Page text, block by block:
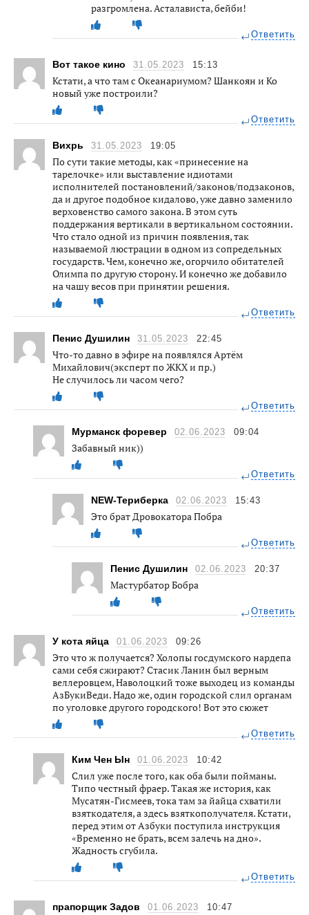
разгромлена. Асталависта, бейби!
Ответить
Вот такое кино 31.05.2023 15:13
Кстати, а что там с Океанариумом? Шанкоян и Ко
новый уже построили?
Ответить
Вихрь 31.05.2023 19:05
По сути такие методы, как «принесение на
тарелочке» или выставление идиотами
исполнителей постановлений/законов/подзаконов,
да и другое подобное кидалово, уже давно заменило
верховенство самого закона. В этом суть
поддержания вертикали в вертикальном состоянии.
Что стало одной из причин появления, так
называемой люстрации в одном из сопредельных
государств. Чем, конечно же, огорчило обитателей
Олимпа по другую сторону. И конечно же добавило
на чашу весов при принятии решения.
Ответить
Пенис Душилин 31.05.2023 22:45
Что-то давно в эфире на появлялся Артём
Михайлович(эксперт по ЖКХ и пр.)
Не случилось ли часом чего?
Ответить
Мурманск форевер 02.06.2023 09:04
Забавный ник))
Ответить
NEW-Териберка 02.06.2023 15:43
Это брат Дровокатора Побра
Ответить
Пенис Душилин 02.06.2023 20:37
Мастурбатор Бобра
Ответить
У кота яйца 01.06.2023 09:26
Это что ж получается? Холопы госдумского нардепа
сами себя сжирают? Стасик Ланин был верным
веллеровцем, Наволоцкий тоже выходец из команды
АзБукиВеди. Надо же, один городской слил органам
по уголовке другого городского! Вот это сюжет
Ответить
Ким Чен Ын 01.06.2023 10:42
Слил уже после того, как оба были пойманы.
Типо честный фраер. Такая же история, как
Мусатян-Гисмеев, тока там за йайца схватили
взяткодателя, а здесь взяткополучателя. Кстати,
перед этим от Азбуки поступила инструкция
«Временно не брать, всем залечь на дно».
Жадность сгубила.
Ответить
прапорщик Задов 01.06.2023 10:47